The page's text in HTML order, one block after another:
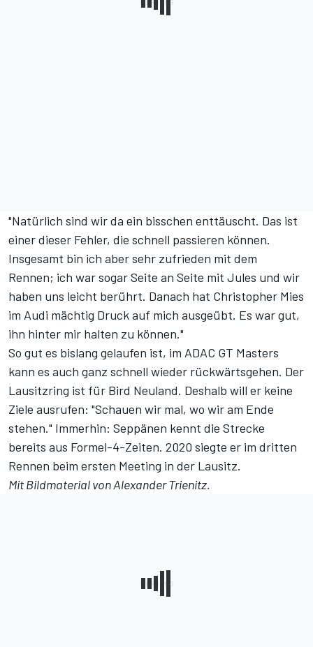
"Natürlich sind wir da ein bisschen enttäuscht. Das ist
einer dieser Fehler, die schnell passieren können.
Insgesamt bin ich aber sehr zufrieden mit dem
Rennen; ich war sogar Seite an Seite mit Jules und wir
haben uns leicht berührt. Danach hat Christopher Mies
im Audi mächtig Druck auf mich ausgeübt. Es war gut,
ihn hinter mir halten zu können."
So gut es bislang gelaufen ist, im ADAC GT Masters
kann es auch ganz schnell wieder rückwärtsgehen. Der
Lausitzring ist für Bird Neuland. Deshalb will er keine
Ziele ausrufen: "Schauen wir mal, wo wir am Ende
stehen." Immerhin: Seppänen kennt die Strecke
bereits aus Formel-4-Zeiten. 2020 siegte er im dritten
Rennen beim ersten Meeting in der Lausitz.
Mit Bildmaterial von Alexander Trienitz.